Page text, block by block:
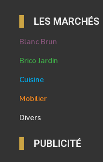
LES MARCHÉS
Blanc Brun
Brico Jardin
Cuisine
Mobilier
Divers
PUBLICITÉ